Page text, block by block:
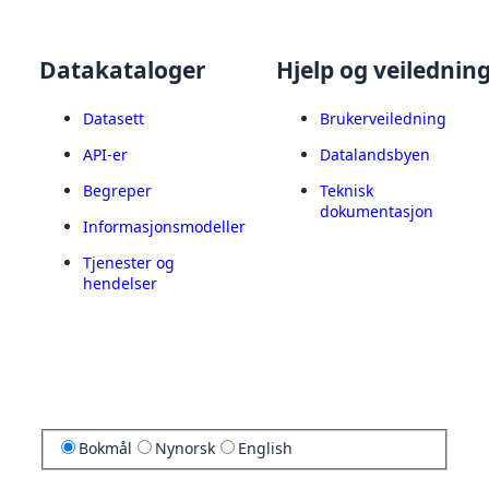
Datakataloger
Datasett
API-er
Begreper
Informasjonsmodeller
Tjenester og
hendelser
Hjelp og
Brukerveiledning
Datalandsbyen
Teknisk
dokumentasjon
Bokmål Nynorsk English